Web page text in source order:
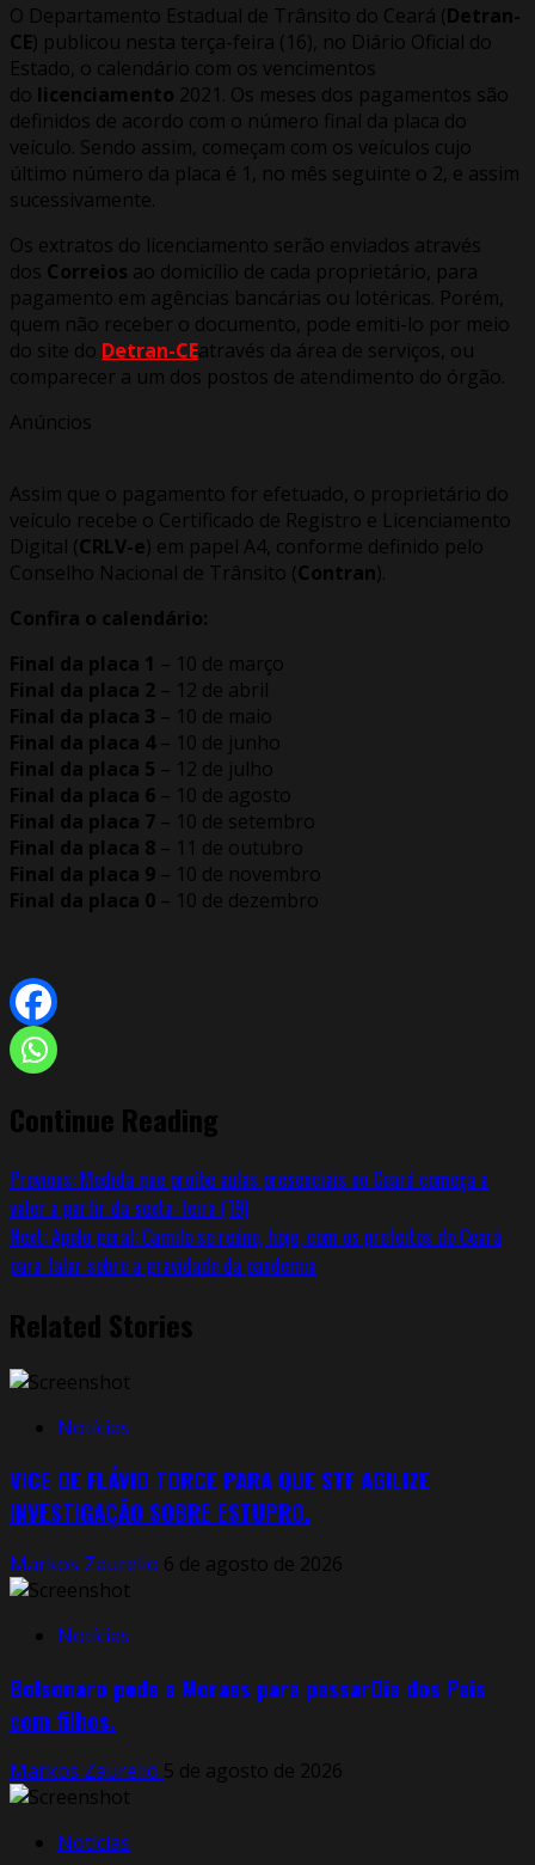
O Departamento Estadual de Trânsito do Ceará (Detran-
CE) publicou nesta terça-feira (16), no Diário Oficial do
Estado, o calendário com os vencimentos
do licenciamento 2021. Os meses dos pagamentos são
definidos de acordo com o número final da placa do
veículo. Sendo assim, começam com os veículos cujo
último número da placa é 1, no mês seguinte o 2, e assim
sucessivamente.
Os extratos do licenciamento serão enviados através
dos Correios ao domicílio de cada proprietário, para
pagamento em agências bancárias ou lotéricas. Porém,
quem não receber o documento, pode emiti-lo por meio
do site do Detran-CEatravés da área de serviços, ou
comparecer a um dos postos de atendimento do órgão.
Anúncios
Assim que o pagamento for efetuado, o proprietário do
veículo recebe o Certificado de Registro e Licenciamento
Digital (CRLV-e) em papel A4, conforme definido pelo
Conselho Nacional de Trânsito (Contran).
Confira o calendário:
Final da placa 1 – 10 de março
Final da placa 2 – 12 de abril
Final da placa 3 – 10 de maio
Final da placa 4– 10 de junho
Final da placa 5 – 12 de julho
Final da placa 6 – 10 de agosto
Final da placa 7 – 10 de setembro
Final da placa 8 – 11 de outubro
Final da placa 9 – 10 de novembro
Final da placa 0 – 10 de dezembro
Continue Reading
Previous: Medida que proíbe aulas presenciais no Ceará começa a
valer a partir da sexta-feira (19)
Next:Apelo geral: Camilo se reúne, hoje, com os prefeitos do Ceará
para falar sobre a gravidade da pandemia
Related Stories
Notícias
VICE DE FLÁVIO TORCE PARA QUE STF AGILIZE
INVESTIGAÇÃO SOBRE ESTUPRO.
Markos Zaurelio 6 de agosto de 2026
Notícias
Bolsonaro pede a Moraes para passarDia dos Pais
com filhos.
Markos Zaurelio 5 de agosto de 2026
Notícias